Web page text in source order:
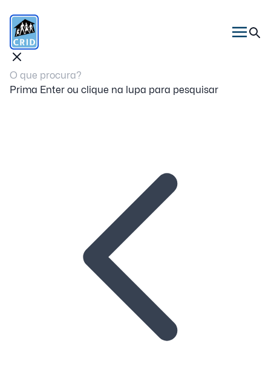
Prima Enter ou clique na lupa para pesquisar